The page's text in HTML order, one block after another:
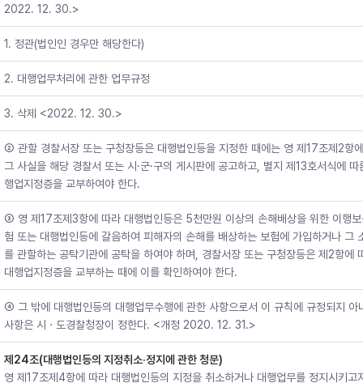
2022. 12. 30.>
1. 정관(법인인 경우만 해당한다)
2. 대행업무처리에 관한 업무규정
3. 삭제 <2022. 12. 30.>
② 관할 경찰서장 또는 구청장등은 대행법인등을 지정한 때에는 영 제17조제2항
그 사실을 해당 경찰서 또는 시·군·구의 게시판에 공고하고, 별지 제13호서식에 따
행업지정증을 교부하여야 한다.
③ 영 제17조제3항에 따라 대행법인등은 5천만원 이상의 손해배상을 위한 이행보
험 또는 대행법인등에 갈음하여 피해자의 손해를 배상하는 보험에 가입하거나 그
를 관할하는 공탁기관에 공탁을 하여야 하며, 경찰서장 또는 구청장등은 제2항에
대행업지정증을 교부하는 때에 이를 확인하여야 한다.
④ 그 밖에 대행법인등의 대행업무수행에 관한 사항으로서 이 규칙에 규정되지 아
사항은 시ㆍ도경찰청장이 정한다. <개정 2020. 12. 31.>
제24조(대행법인등의 지정취소·정지에 관한 청문)
영 제17조제4항에 따라 대행법인등의 지정을 취소하거나 대행업무를 정지시키고